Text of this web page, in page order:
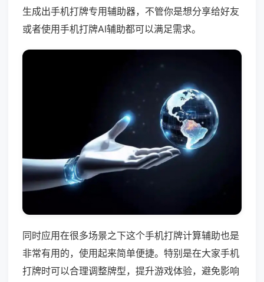
生成出手机打牌专用辅助器，不管你是想分享给好友
或者使用手机打牌AI辅助都可以满足需求。
同时应用在很多场景之下这个手机打牌计算辅助也是
非常有用的，使用起来简单便捷。特别是在大家手机
打牌时可以合理调整牌型，提升游戏体验，避免影响